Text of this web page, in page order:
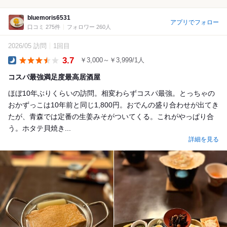
bluemoris6531
口コミ 275件 フォロワー 260人
アプリでフォロー
2026/05 訪問 1回目
3.7 ￥3,000～￥3,999/1人
コスパ最強満足度最高居酒屋
ほぼ10年ぶりくらいの訪問。相変わらずコスパ最強。とっちゃの
おかずっこは10年前と同じ1,800円。おでんの盛り合わせが出てき
たが、青森では定番の生姜みそがついてくる。これがやっぱり合
う。ホタテ貝焼き...
詳細を見る